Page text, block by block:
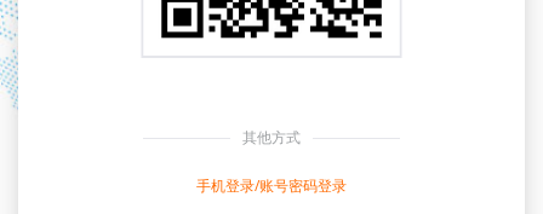
其他方式
手机登录/账号密码登录